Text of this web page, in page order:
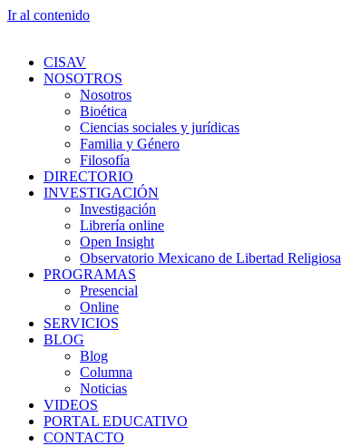
Ir al contenido
CISAV
NOSOTROS
Nosotros
Bioética
Ciencias sociales y jurídicas
Familia y Género
Filosofía
DIRECTORIO
INVESTIGACIÓN
Investigación
Librería online
Open Insight
Observatorio Mexicano de Libertad Religiosa
PROGRAMAS
Presencial
Online
SERVICIOS
BLOG
Blog
Columna
Noticias
VIDEOS
PORTAL EDUCATIVO
CONTACTO